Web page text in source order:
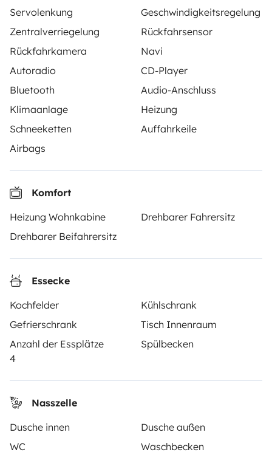
Servolenkung
Geschwindigkeitsregelung
Zentralverriegelung
Rückfahrsensor
Rückfahrkamera
Navi
Autoradio
CD-Player
Bluetooth
Audio-Anschluss
Klimaanlage
Heizung
Schneeketten
Auffahrkeile
Airbags
Komfort
Heizung Wohnkabine
Drehbarer Fahrersitz
Drehbarer Beifahrersitz
Essecke
Kochfelder
Kühlschrank
Gefrierschrank
Tisch Innenraum
Anzahl der Essplätze
4
Spülbecken
Nasszelle
Dusche innen
Dusche außen
WC
Waschbecken
Yescapa ist eine Plattform, die das Mieten von
Wohnmobilen und Campern zwischen Privatpersonen
und bieten eine schlüsselfertige Lösung für Menschen,
die Wohnmobile von privat mieten möchten.
Instagram
X Pinterest Facebook
WOHNMOBIL MIETEN
Wie funktionierts?
Wohnmobil mieten
Deine ersten Schritte mit dem Wohnmobil
Die Bewertungen unserer User
VERMIETER